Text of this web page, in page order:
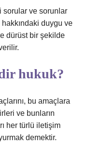
sorular ve sorunlar
hakkındaki duygu ve
dürüst bir şekilde
hukuk?
bu amaçlara
ve bunların
her türlü iletişim
demektir.